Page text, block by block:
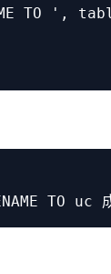
TO ',
TO uc